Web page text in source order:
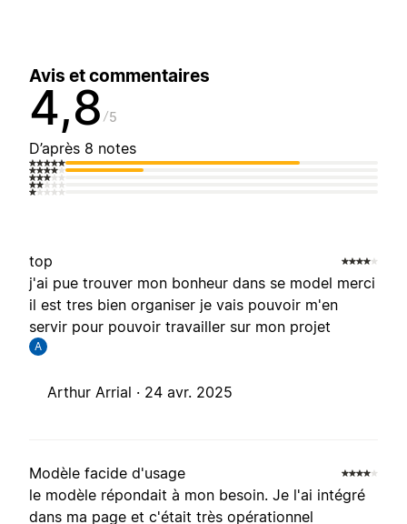
Avis et commentaires
4,8 5
D’après 8 notes
top
j'ai pue trouver mon bonheur dans se model merci
il est tres bien organiser je vais pouvoir m'en
servir pour pouvoir travailler sur mon projet
A
Arthur Arrial · 24 avr. 2025
Modèle facide d'usage
le modèle répondait à mon besoin. Je l'ai intégré
dans ma page et c'était très opérationnel